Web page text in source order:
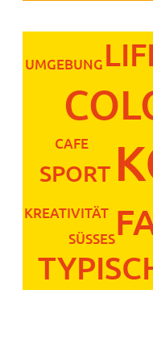
SPORT
CAFE
KREATIVITÄT
SÜSSES
UMGEBUNG